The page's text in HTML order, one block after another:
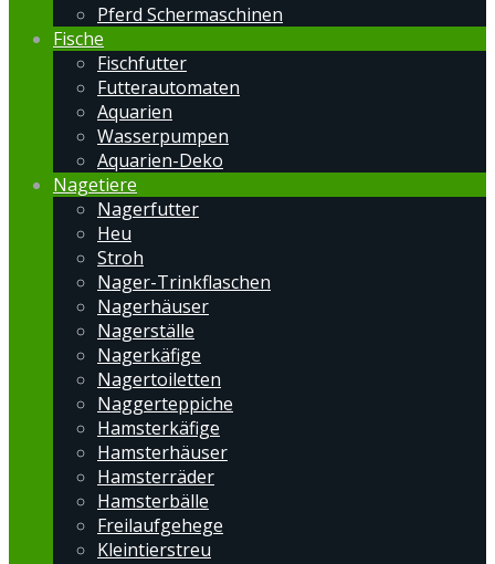
Pferd Schermaschinen
Fische
Fischfutter
Futterautomaten
Aquarien
Wasserpumpen
Aquarien-Deko
Nagetiere
Nagerfutter
Heu
Stroh
Nager-Trinkflaschen
Nagerhäuser
Nagerställe
Nagerkäfige
Nagertoiletten
Naggerteppiche
Hamsterkäfige
Hamsterhäuser
Hamsterräder
Hamsterbälle
Freilaufgehege
Kleintierstreu